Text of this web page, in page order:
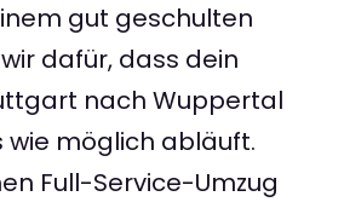
gut geschulten
dafür, dass dein
nach Wuppertal
wie möglich abläuft.
Full-Service-Umzug